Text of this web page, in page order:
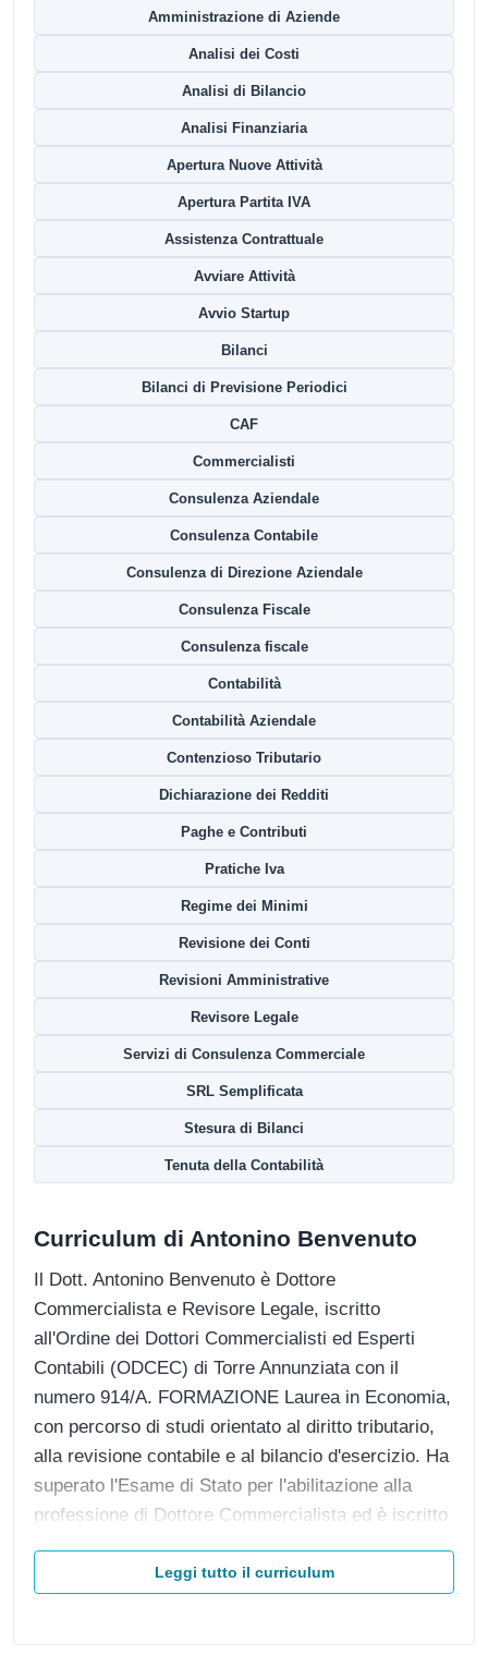
Amministrazione di Aziende
Analisi dei Costi
Analisi di Bilancio
Analisi Finanziaria
Apertura Nuove Attività
Apertura Partita IVA
Assistenza Contrattuale
Avviare Attività
Avvio Startup
Bilanci
Bilanci di Previsione Periodici
CAF
Commercialisti
Consulenza Aziendale
Consulenza Contabile
Consulenza di Direzione Aziendale
Consulenza Fiscale
Consulenza fiscale
Contabilità
Contabilità Aziendale
Contenzioso Tributario
Dichiarazione dei Redditi
Paghe e Contributi
Pratiche Iva
Regime dei Minimi
Revisione dei Conti
Revisioni Amministrative
Revisore Legale
Servizi di Consulenza Commerciale
SRL Semplificata
Stesura di Bilanci
Tenuta della Contabilità
Curriculum di Antonino Benvenuto
Il Dott. Antonino Benvenuto è Dottore
Commercialista e Revisore Legale, iscritto
all'Ordine dei Dottori Commercialisti ed Esperti
Contabili (ODCEC) di Torre Annunziata con il
numero 914/A. FORMAZIONE Laurea in Economia,
con percorso di studi orientato al diritto tributario,
alla revisione contabile e al bilancio d'esercizio. Ha
superato l'Esame di Stato per l'abilitazione alla
professione di Dottore Commercialista ed è iscritto
dell'Economia e delle Finanze. ESPERIENZA
Leggi tutto il curriculum